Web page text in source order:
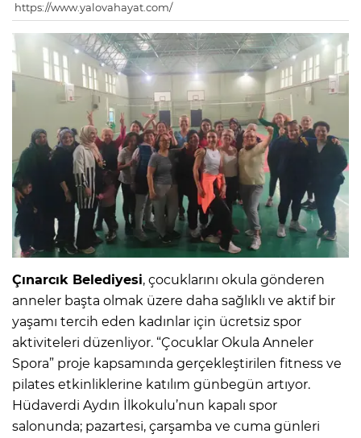
https://www.yalovahayat.com/
Çınarcık Belediyesi, çocuklarını okula gönderen
anneler başta olmak üzere daha sağlıklı ve aktif bir
yaşamı tercih eden kadınlar için ücretsiz spor
aktiviteleri düzenliyor. “Çocuklar Okula Anneler
Spora” proje kapsamında gerçekleştirilen fitness ve
pilates etkinliklerine katılım günbegün artıyor.
Hüdaverdi Aydın İlkokulu’nun kapalı spor
salonunda; pazartesi, çarşamba ve cuma günleri